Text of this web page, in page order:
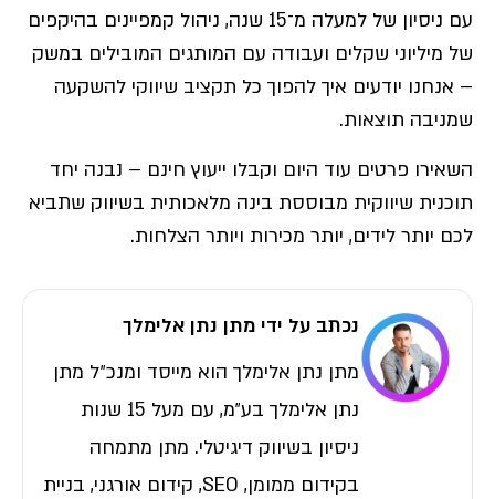
עם ניסיון של למעלה מ־15 שנה, ניהול קמפיינים בהיקפים
של מיליוני שקלים ועבודה עם המותגים המובילים במשק
– אנחנו יודעים איך להפוך כל תקציב שיווקי להשקעה
שמניבה תוצאות.
השאירו פרטים עוד היום וקבלו ייעוץ חינם – נבנה יחד
תוכנית שיווקית מבוססת בינה מלאכותית בשיווק שתביא
לכם יותר לידים, יותר מכירות ויותר הצלחות.
נכתב על ידי מתן נתן אלימלך
מתן נתן אלימלך הוא מייסד ומנכ״ל מתן
נתן אלימלך בע״מ, עם מעל 15 שנות
ניסיון בשיווק דיגיטלי. מתן מתמחה
בקידום ממומן, SEO, קידום אורגני, בניית